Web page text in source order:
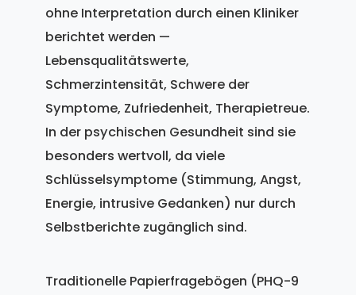
ohne Interpretation durch einen Kliniker
berichtet werden —
Lebensqualitätswerte,
Schmerzintensität, Schwere der
Symptome, Zufriedenheit, Therapietreue.
In der psychischen Gesundheit sind sie
besonders wertvoll, da viele
Schlüsselsymptome (Stimmung, Angst,
Energie, intrusive Gedanken) nur durch
Selbstberichte zugänglich sind.
Traditionelle Papierfragebögen (PHQ-9